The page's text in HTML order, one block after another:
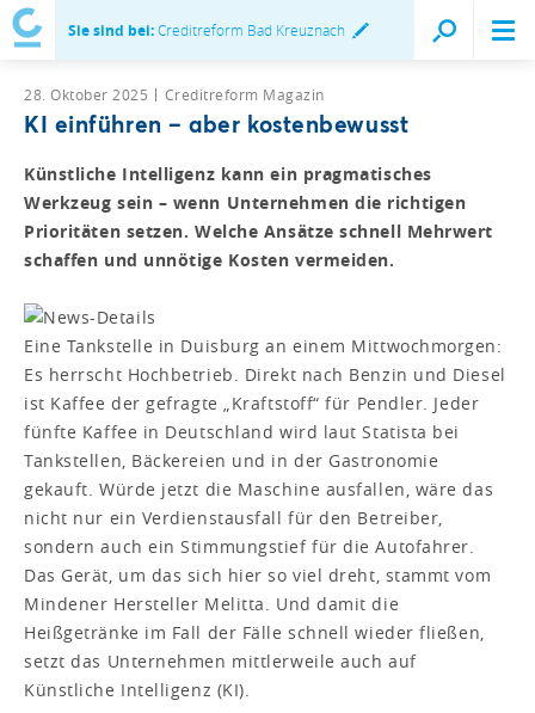
Sie sind bei:Creditreform Bad Kreuznach
28. Oktober 2025 Creditreform Magazin
KI einführen – aber kostenbewusst
Künstliche Intelligenz kann ein pragmatisches
Werkzeug sein – wenn Unternehmen die richtigen
Prioritäten setzen. Welche Ansätze schnell Mehrwert
schaffen und unnötige Kosten vermeiden.
Eine Tankstelle in Duisburg an einem Mittwochmorgen:
Es herrscht Hochbetrieb. Direkt nach Benzin und Diesel
ist Kaffee der gefragte „Kraftstoff“ für Pendler. Jeder
fünfte Kaffee in Deutschland wird laut Statista bei
Tankstellen, Bäckereien und in der Gastronomie
gekauft. Würde jetzt die Maschine ausfallen, wäre das
nicht nur ein Verdienstausfall für den Betreiber,
sondern auch ein Stimmungstief für die Autofahrer.
Das Gerät, um das sich hier so viel dreht, stammt vom
Mindener Hersteller Melitta. Und damit die
Heißgetränke im Fall der Fälle schnell wieder fließen,
setzt das Unternehmen mittlerweile auch auf
Künstliche Intelligenz (KI).